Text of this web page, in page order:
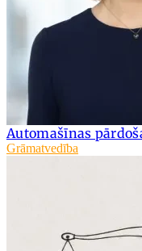
Automašīnas
Grāmatvedība